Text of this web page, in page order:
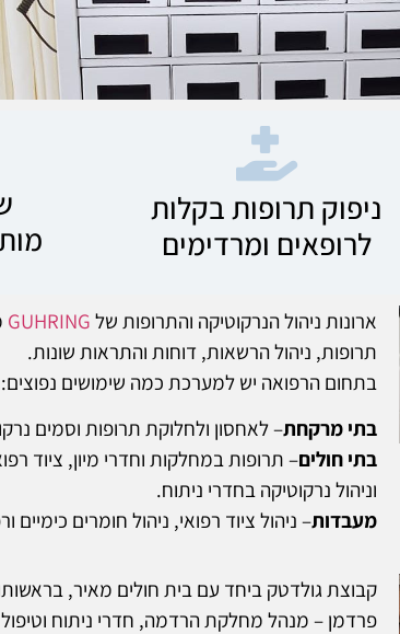
ניפוק תרופות בקלות
לרופאים ומרדימים
ארונות ניהול הנרקוטיקה והתרופות של GUHRING
תרופות, ניהול הרשאות, דוחות והתראות שונות.
בתחום הרפואה יש למערכת כמה שימושים נפוצים:
בתי מרקחת– לאחסון ולחלוקת תרופות וסמים
בתי חולים– תרופות במחלקות וחדרי מיון, ציוד
וניהול נרקוטיקה בחדרי ניתוח.
מעבדות– ניהול ציוד רפואי, ניהול חומרים כימיים
קבוצת גולדטק ביחד עם בית חולים מאיר,
פרדמן – מנהל מחלקת הרדמה, חדרי ניתוח